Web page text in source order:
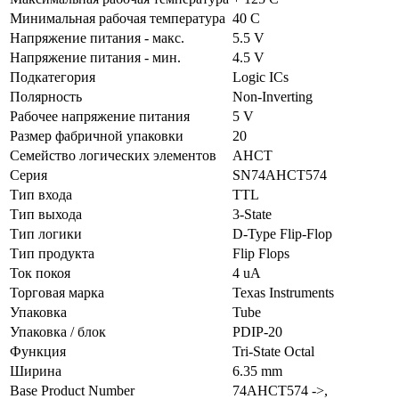
Минимальная рабочая температура 40 C
Напряжение питания - макс.
5.5 V
Напряжение питания - мин.
4.5 V
Подкатегория
Logic ICs
Полярность
Non-Inverting
Рабочее напряжение питания
5 V
Размер фабричной упаковки
20
Семейство логических элементов
AHCT
Серия
SN74AHCT574
Тип входа
TTL
Тип выхода
3-State
Тип логики
D-Type Flip-Flop
Тип продукта
Flip Flops
Ток покоя
4 uA
Торговая марка
Texas Instruments
Упаковка
Tube
Упаковка / блок
PDIP-20
Функция
Tri-State Octal
Ширина
6.35 mm
Base Product Number
74AHCT574 ->,